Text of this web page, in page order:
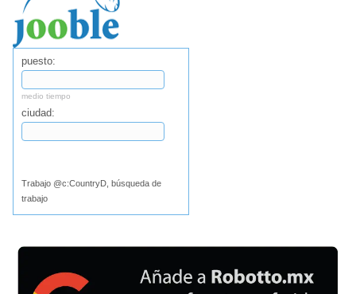
puesto:
medio tiempo
ciudad:
Trabajo @c:CountryD, búsqueda de
trabajo